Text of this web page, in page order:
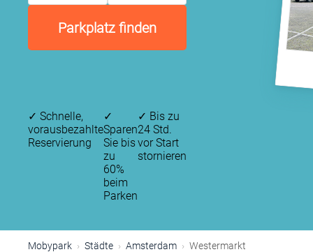
Parkplatz finden
✓ Schnelle,
vorausbezahlte
Reservierung
✓
Sparen
Sie bis
zu
60%
beim
Parken
✓ Bis zu
24 Std.
vor Start
stornieren
Mobypark Städte Amsterdam Westermarkt